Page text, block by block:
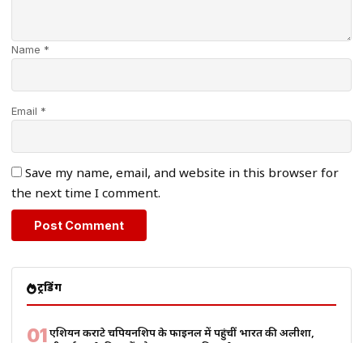
Name *
Email *
Save my name, email, and website in this browser for
the next time I comment.
ट्रेंडिंग
01एशियन कराटे चैंपियनशिप के फाइनल में पहुंचीं भारत की अलीशा,